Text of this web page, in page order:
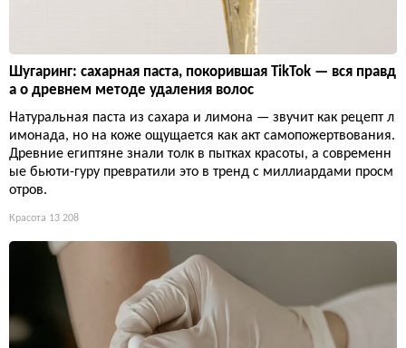
Шугаринг: сахарная паста, покорившая TikTok — вся правд
а о древнем методе удаления волос
Натуральная паста из сахара и лимона — звучит как рецепт л
имонада, но на коже ощущается как акт самопожертвования.
Древние египтяне знали толк в пытках красоты, а современн
ые бьюти-гуру превратили это в тренд с миллиардами просм
отров.
Красота 13 208